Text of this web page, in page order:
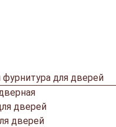
для дверей
дверей
дверей